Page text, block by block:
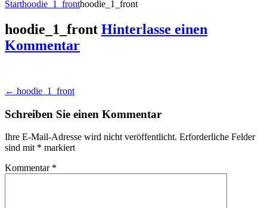
Starthoodie_1_fronthoodie_1_front
hoodie_1_front Hinterlasse einen
Kommentar
Beitragsnavigation
← hoodie_1_front
Schreiben Sie einen Kommentar
Ihre E-Mail-Adresse wird nicht veröffentlicht. Erforderliche Felder
sind mit * markiert
Kommentar *